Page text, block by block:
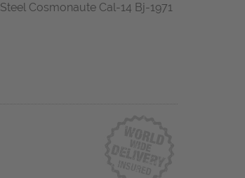
Cosmonaute Cal-14 Bj-1971